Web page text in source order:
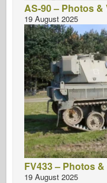
AS-90 – Photos &
19 August 2025
FV433 – Photos
19 August 2025